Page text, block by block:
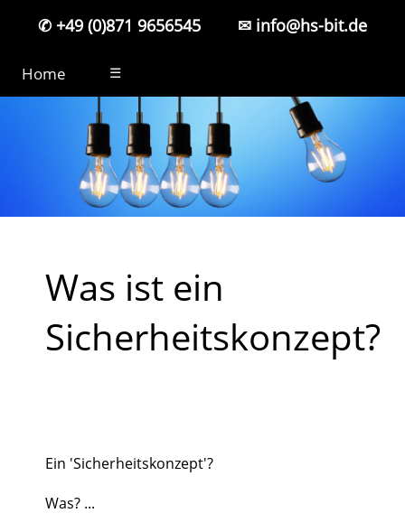
Home ☰
✆ +49 (0)871 9656545 ✉ info@hs-bit.de
Was ist ein
Sicherheitskonzept?
Ein 'Sicherheitskonzept'?
Was? ...